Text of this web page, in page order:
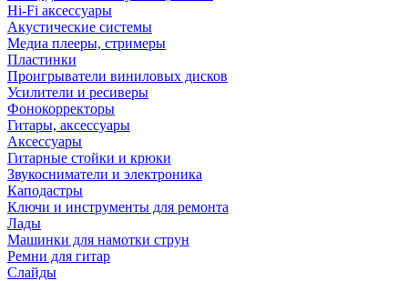
Hi-Fi аксессуары
Акустические системы
Медиа плееры, стримеры
Пластинки
Проигрыватели виниловых дисков
Усилители и ресиверы
Фонокорректоры
Гитары, аксессуары
Аксессуары
Гитарные стойки и крюки
Звукосниматели и электроника
Каподастры
Ключи и инструменты для ремонта
Лады
Машинки для намотки струн
Ремни для гитар
Слайды